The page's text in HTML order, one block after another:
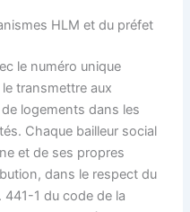
HLM et du préfet
le numéro unique
transmettre aux
logements dans les
Chaque bailleur social
et de ses propres
dans le respect du
441-1 du code de la